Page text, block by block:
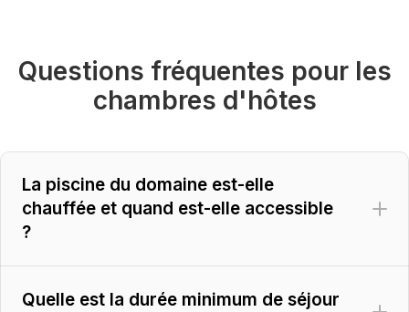
Questions fréquentes pour les
chambres d'hôtes
La piscine du domaine est-elle
chauffée et quand est-elle accessible
?
Quelle est la durée minimum de séjour